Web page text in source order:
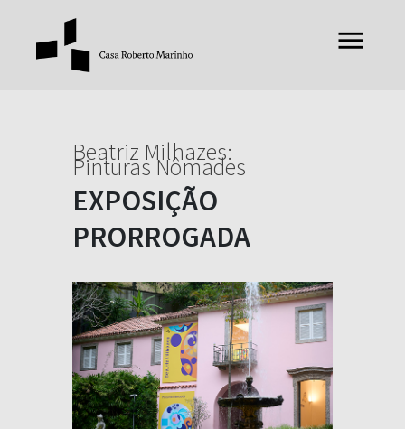
Beatriz Milhazes:
Pinturas Nômades
EXPOSIÇÃO
PRORROGADA